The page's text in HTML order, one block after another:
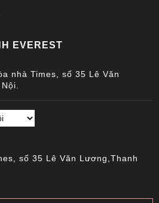
EVEREST
nhà Times, số 35 Lê Văn
số 35 Lê Văn Lương,Thanh